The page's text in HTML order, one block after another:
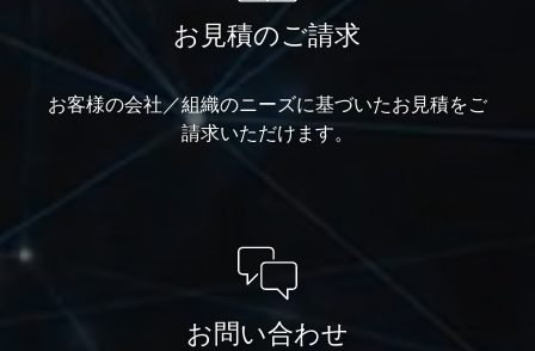
お見積のご請求
お客様の会社／組織のニーズに基づいたお見積をご
請求いただけます。
お問い合わせ